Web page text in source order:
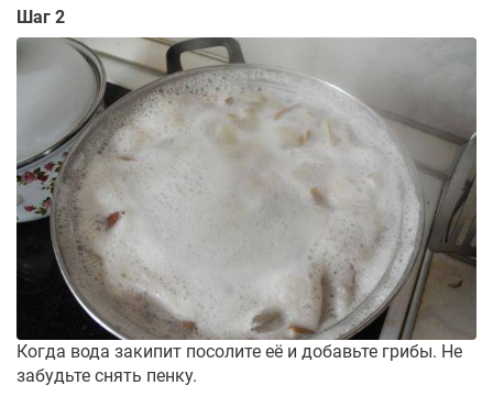
Шаг 2
Когда вода закипит посолите её и добавьте грибы. Не
забудьте снять пенку.